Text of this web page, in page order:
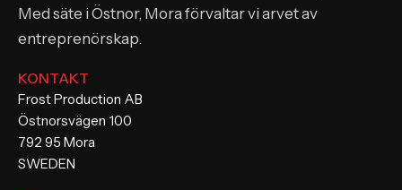
Med säte i Östnor, Mora förvaltar vi arvet av
entreprenörskap.
KONTAKT
Frost Production AB
Östnorsvägen 100
792 95 Mora
SWEDEN